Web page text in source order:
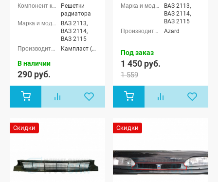
Решетки
радиатора
ВАЗ 2113,
ВАЗ 2114,
ВАЗ 2115
Кампласт (г. Набережные Челны)
В наличии
290 руб.
ВАЗ 2113,
ВАЗ 2114,
ВАЗ 2115
Azard
Под заказ
1 450 руб.
1 559
Скидки Скидки